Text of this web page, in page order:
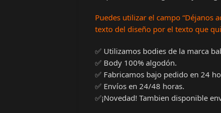
Puedes utilizar el campo “Déjanos
texto del diseño por el texto que
✅ Utilizamos bodies de la marca
✅ Body 100% algodón.
✅ Fabricamos bajo pedido en 24
✅ Envíos en 24/48 horas.
✅¡Novedad! Tambien disponible